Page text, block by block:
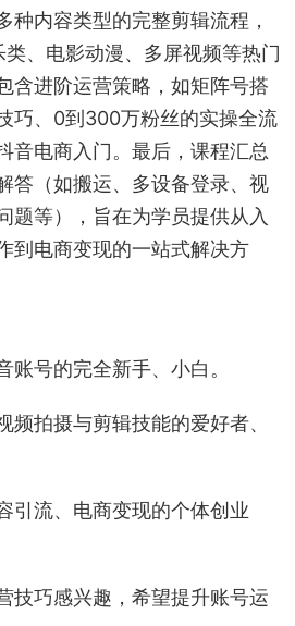
种内容类型的完整剪辑流程，
类、电影动漫、多屏视频等热门
含进阶运营策略，如矩阵号搭
巧、0到300万粉丝的实操全流
音电商入门。最后，课程汇总
答（如搬运、多设备登录、视
题等），旨在为学员提供从入
到电商变现的一站式解决方
账号的完全新手、小白。
频拍摄与剪辑技能的爱好者、
引流、电商变现的个体创业
技巧感兴趣，希望提升账号运